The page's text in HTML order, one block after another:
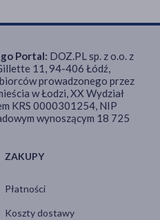
ZAKUPY
Płatności
Koszty dostawy
Portal: DOZ.PL sp. z o.o. z
11, 94-406 Łódź,
prowadzonego przez
w Łodzi, XX Wydział
KRS 0000301254, NIP
wynoszącym 18 725